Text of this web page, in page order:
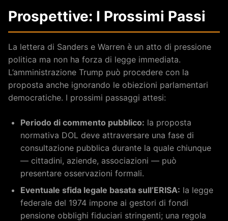
Prospettive: I Prossimi Passi
La lettera di Sanders e Warren è un atto di pressione
politica ma non ha forza di legge immediata.
L’amministrazione Trump può procedere con la
proposta anche ignorando le obiezioni parlamentari
democratiche. I prossimi passaggi attesi:
Periodo di commento pubblico: la proposta
normativa DOL deve attraversare una fase di
consultazione pubblica durante la quale chiunque
— cittadini, aziende, associazioni — può
presentare osservazioni formali.
Eventuale sfida legale basata sull’ERISA: la legge
federale del 1974 impone ai gestori di fondi
pensione obblighi fiduciari stringenti; una regola